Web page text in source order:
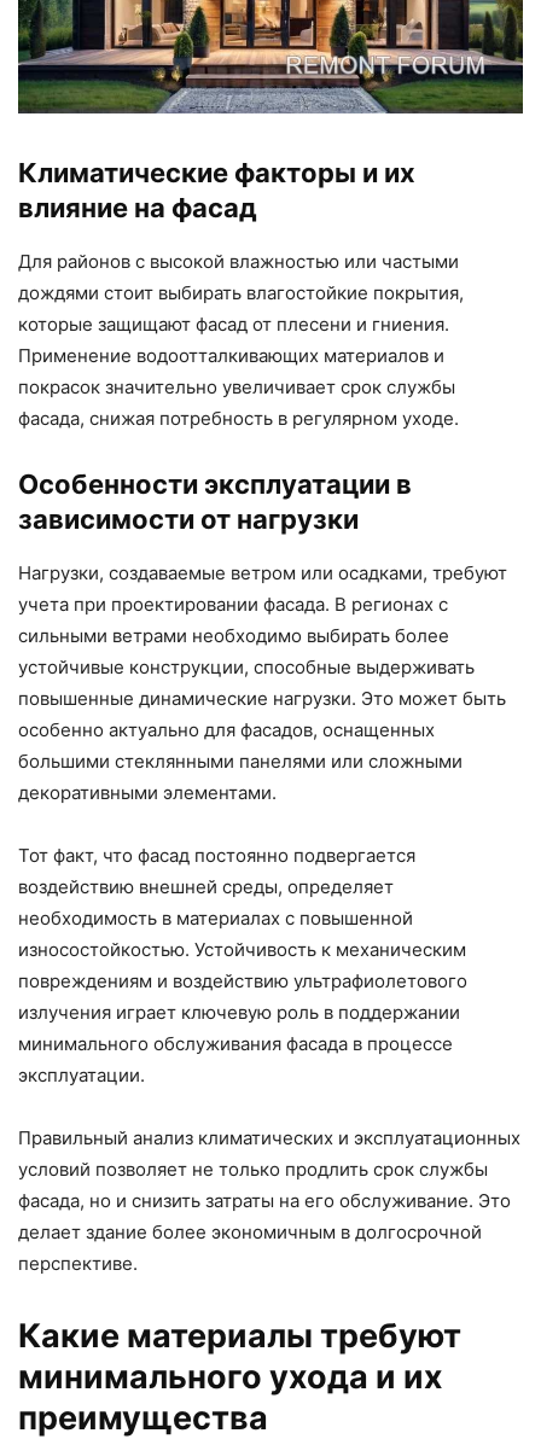
Климатические факторы и их
влияние на фасад
Для районов с высокой влажностью или частыми
дождями стоит выбирать влагостойкие покрытия,
которые защищают фасад от плесени и гниения.
Применение водоотталкивающих материалов и
покрасок значительно увеличивает срок службы
фасада, снижая потребность в регулярном уходе.
Особенности эксплуатации в
зависимости от нагрузки
Нагрузки, создаваемые ветром или осадками, требуют
учета при проектировании фасада. В регионах с
сильными ветрами необходимо выбирать более
устойчивые конструкции, способные выдерживать
повышенные динамические нагрузки. Это может быть
особенно актуально для фасадов, оснащенных
большими стеклянными панелями или сложными
декоративными элементами.
Тот факт, что фасад постоянно подвергается
воздействию внешней среды, определяет
необходимость в материалах с повышенной
износостойкостью. Устойчивость к механическим
повреждениям и воздействию ультрафиолетового
излучения играет ключевую роль в поддержании
минимального обслуживания фасада в процессе
эксплуатации.
Правильный анализ климатических и эксплуатационных
условий позволяет не только продлить срок службы
фасада, но и снизить затраты на его обслуживание. Это
делает здание более экономичным в долгосрочной
перспективе.
Какие материалы требуют
минимального ухода и их
преимущества